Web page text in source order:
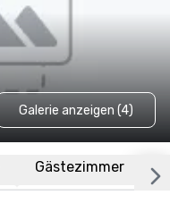
Galerie anzeigen (4)
Gästezimmer